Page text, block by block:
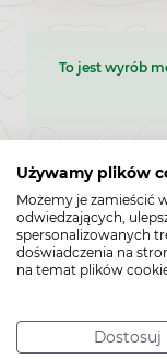
Używamy plików
Możemy je zamieścić
odwiedzających,
spersonalizowanych
doświadczenia na
na temat plików
Dostosuj
To jest wyrób
Cechy